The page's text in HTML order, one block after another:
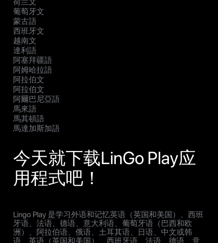
葡萄牙文
蒙古語
西班牙文
越南文
達利語
阿塞拜疆語
阿姆哈拉語
阿拉伯文
阿拉伯文
阿爾巴尼亞語
馬來語
馬其頓語
馬達加斯加語
今天就下载LinGo Play应
用程式吧！
Lingo Play 是学习外语和记忆英语（英国和美国）、西班
牙语、法语、德语、意大利语、葡萄牙语（巴西和欧
洲）、阿拉伯语、俄语、土耳其语、日语、中文或韩
语、英语（英国和美国）、西班牙语、法语、德语、意